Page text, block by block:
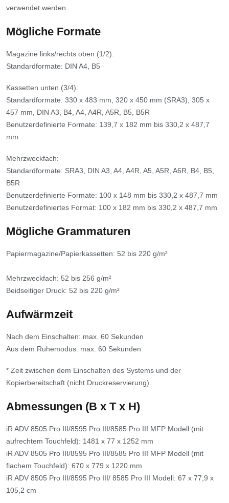
verwendet werden.
Mögliche Formate
Magazine links/rechts oben (1/2):
Standardformate: DIN A4, B5
Kassetten unten (3/4):
Standardformate: 330 x 483 mm, 320 x 450 mm (SRA3), 305 x
457 mm, DIN A3, B4, A4, A4R, A5R, B5, B5R
Benutzerdefinierte Formate: 139,7 x 182 mm bis 330,2 x 487,7
mm
Mehrzweckfach:
Standardformate: SRA3, DIN A3, A4, A4R, A5, A5R, A6R, B4, B5,
B5R
Benutzerdefinierte Formate: 100 x 148 mm bis 330,2 x 487,7 mm
Benutzerdefiniertes Format: 100 x 182 mm bis 330,2 x 487,7 mm
Mögliche Grammaturen
Papiermagazine/Papierkassetten: 52 bis 220 g/m²
Mehrzweckfach: 52 bis 256 g/m²
Beidseitiger Druck: 52 bis 220 g/m²
Aufwärmzeit
Nach dem Einschalten: max. 60 Sekunden
Aus dem Ruhemodus: max. 60 Sekunden
* Zeit zwischen dem Einschalten des Systems und der
Kopierbereitschaft (nicht Druckreservierung).
Abmessungen (B x T x H)
iR ADV 8505 Pro III/8595 Pro III/8585 Pro III MFP Modell (mit
aufrechtem Touchfeld): 1481 x 77 x 1252 mm
iR ADV 8505 Pro III/8595 Pro III/8585 Pro III MFP Modell (mit
flachem Touchfeld): 670 x 779 x 1220 mm
iR ADV 8505 Pro III/8595 Pro III/ 8585 Pro III Modell: 67 x 77,9 x
105,2 cm